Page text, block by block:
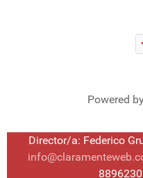
Powered
Director/a: Federico